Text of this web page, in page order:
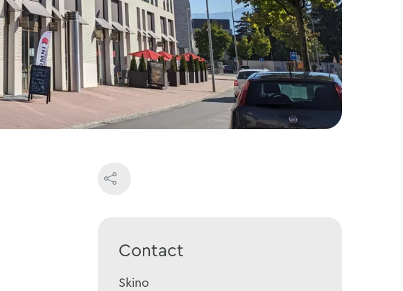
Contact
Skino